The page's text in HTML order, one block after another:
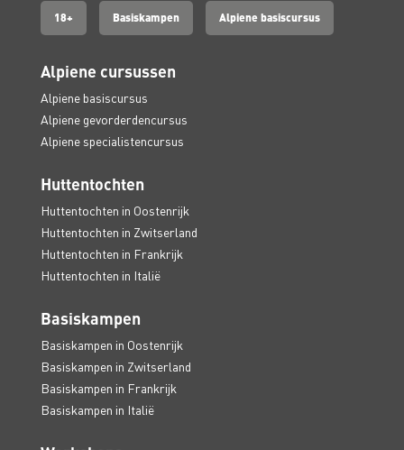
18+ Basiskampen Alpiene basiscursus
Alpiene cursussen
Alpiene basiscursus
Alpiene gevorderdencursus
Alpiene specialistencursus
Huttentochten
Huttentochten in Oostenrijk
Huttentochten in Zwitserland
Huttentochten in Frankrijk
Huttentochten in Italië
Basiskampen
Basiskampen in Oostenrijk
Basiskampen in Zwitserland
Basiskampen in Frankrijk
Basiskampen in Italië